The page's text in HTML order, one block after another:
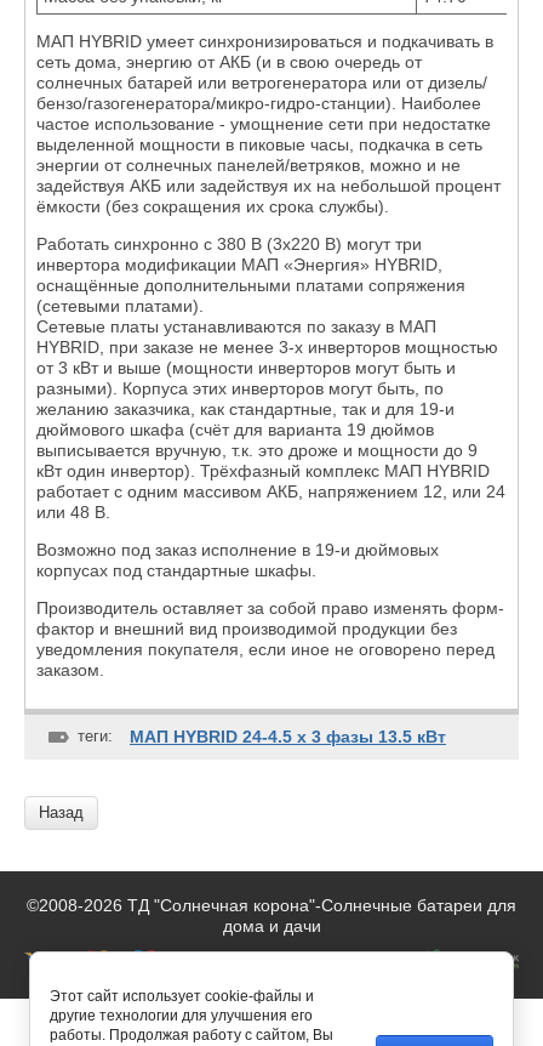
МАП HYBRID умеет синхронизироваться и подкачивать в
сеть дома, энергию от АКБ (и в свою очередь от
солнечных батарей или ветрогенератора или от дизель/
бензо/газогенератора/микро-гидро-станции). Наиболее
частое использование - умощнение сети при недостатке
выделенной мощности в пиковые часы, подкачка в сеть
энергии от солнечных панелей/ветряков, можно и не
задействуя АКБ или задействуя их на небольшой процент
ёмкости (без сокращения их срока службы).
Работать синхронно с 380 В (3х220 В) могут три
инвертора модификации МАП «Энергия» HYBRID,
оснащённые дополнительными платами сопряжения
(сетевыми платами).
Сетевые платы устанавливаются по заказу в МАП
HYBRID, при заказе не менее 3-х инверторов мощностью
от 3 кВт и выше (мощности инверторов могут быть и
разными). Корпуса этих инверторов могут быть, по
желанию заказчика, как стандартные, так и для 19-и
дюймового шкафа (счёт для варианта 19 дюймов
выписывается вручную, т.к. это дроже и мощности до 9
кВт один инвертор). Трёхфазный комплекс МАП HYBRID
работает с одним массивом АКБ, напряжением 12, или 24
или 48 В.
Возможно под заказ исполнение в 19-и дюймовых
корпусах под стандартные шкафы.
Производитель оставляет за собой право изменять форм-
фактор и внешний вид производимой продукции без
уведомления покупателя, если иное не оговорено перед
заказом.
теги: МАП HYBRID 24-4.5 х 3 фазы 13.5 кВт
Назад
©2008-2026 ТД "Солнечная корона"-Солнечные батареи для
дома и дачи
Этот сайт использует cookie-файлы и
другие технологии для улучшения его
работы. Продолжая работу с сайтом, Вы